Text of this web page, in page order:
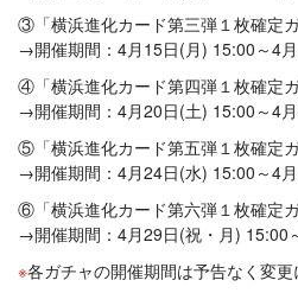
③「横浜進化カード第三弾１枚確定ガ
→開催期間：4月15日(月) 15:00～4
④「横浜進化カード第四弾１枚確定ガ
→開催期間：4月20日(土) 15:00～4
⑤「横浜進化カード第五弾１枚確定ガ
→開催期間：4月24日(水) 15:00～4
⑥「横浜進化カード第六弾１枚確定ガ
→開催期間：4月29日(祝・月) 15:00
各ガチャの開催期間は予告なく変